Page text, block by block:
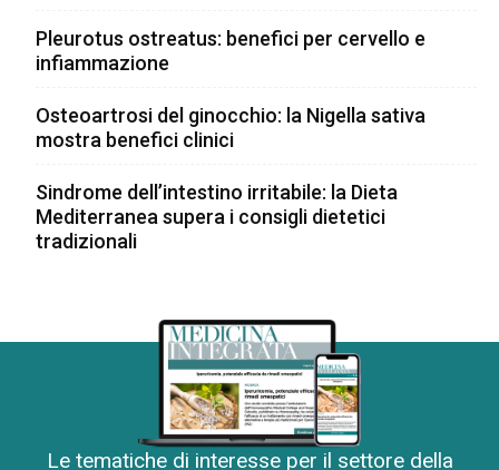
Pleurotus ostreatus: benefici per cervello e
infiammazione
Osteoartrosi del ginocchio: la Nigella sativa
mostra benefici clinici
Sindrome dell’intestino irritabile: la Dieta
Mediterranea supera i consigli dietetici
tradizionali
Le tematiche di interesse per il settore della